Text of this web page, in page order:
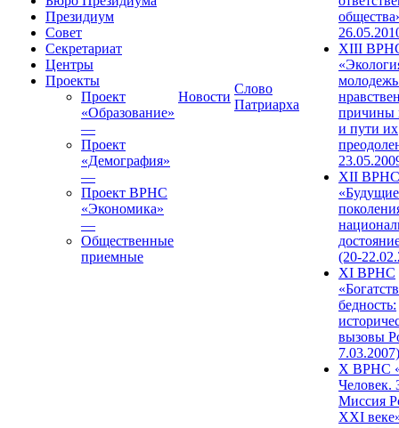
Президиум
Совет
Секретариат
Центры
Проекты
Проект
«Образование»
—
Проект
«Демография»
—
Проект ВРНС
«Экономика»
—
Общественные
приемные
Новости
Слово
Патриарха
XIII
причины
и пути их
XII ВРНС
«Будущие
(20-
XI ВРНС
бедность:
вызовы
7.03.2007)
X ВРНС
Человек.
Миссия
XXI